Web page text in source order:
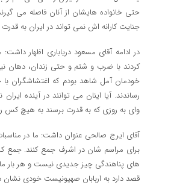
حتی خانواده هایشان از آنان فاصله می
جنایت کارانه اش نمی تواند در ایران به
در ادامه آقای مسعود دریاباری اظهار
کردند با ضرب و شتم و حتی زندان، دهان
خودمان آمل شاهد بودم که اغتشاشگران
رساندند. آیا اینان می توانند در آینده
وای به روزی که به قدرت برسند به هیچ کس
آقای ایرج صالحی عنوان داشت: ما در
برای مراسم شان در اشرف جمع کنند. جمع
های پناهندگی چیز جدیدی نیست و هر بار
قصد دارد به اربابان صهیونیست خودی